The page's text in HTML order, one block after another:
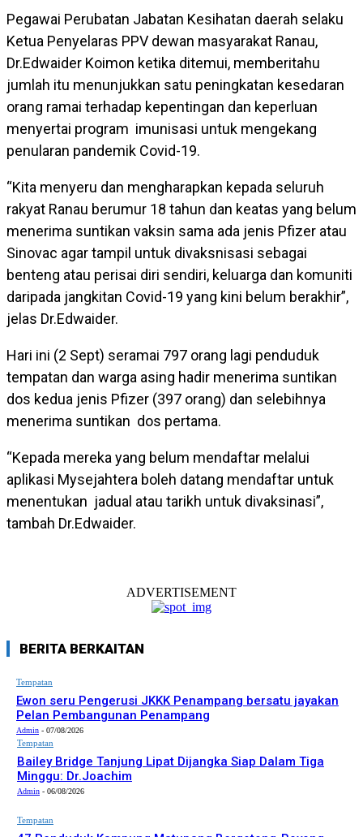
Pegawai Perubatan Jabatan Kesihatan daerah selaku
Ketua Penyelaras PPV dewan masyarakat Ranau,
Dr.Edwaider Koimon ketika ditemui, memberitahu
jumlah itu menunjukkan satu peningkatan kesedaran
orang ramai terhadap kepentingan dan keperluan
menyertai program imunisasi untuk mengekang
penularan pandemik Covid-19.
“Kita menyeru dan mengharapkan kepada seluruh
rakyat Ranau berumur 18 tahun dan keatas yang belum
menerima suntikan vaksin sama ada jenis Pfizer atau
Sinovac agar tampil untuk divaksnisasi sebagai
benteng atau perisai diri sendiri, keluarga dan komuniti
daripada jangkitan Covid-19 yang kini belum berakhir”,
jelas Dr.Edwaider.
Hari ini (2 Sept) seramai 797 orang lagi penduduk
tempatan dan warga asing hadir menerima suntikan
dos kedua jenis Pfizer (397 orang) dan selebihnya
menerima suntikan dos pertama.
“Kepada mereka yang belum mendaftar melalui
aplikasi Mysejahtera boleh datang mendaftar untuk
menentukan jadual atau tarikh untuk divaksinasi”,
tambah Dr.Edwaider.
ADVERTISEMENT
BERITA BERKAITAN
Tempatan
Ewon seru Pengerusi JKKK Penampang bersatu jayakan
Pelan Pembangunan Penampang
Admin - 07/08/2026
Tempatan
Bailey Bridge Tanjung Lipat Dijangka Siap Dalam Tiga
Minggu: Dr.Joachim
Admin - 06/08/2026
Tempatan